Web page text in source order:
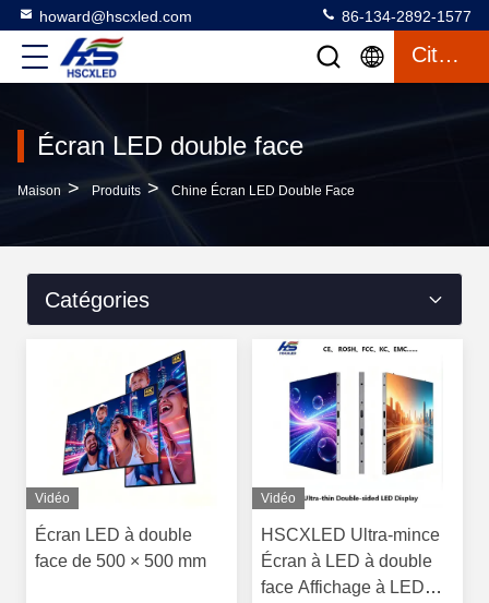
howard@hscxled.com 86-134-2892-1577
Citation
Écran LED double face
Maison > Produits > Chine Écran LED Double Face
Catégories
Vidéo
Écran LED à double
face de 500 × 500 mm
Vidéo
HSCXLED Ultra-mince
Écran à LED à double
face Affichage à LED